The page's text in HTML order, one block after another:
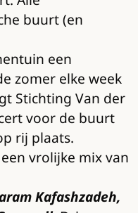
buurt (en
een
zomer elke week
Stichting Van der
voor de buurt
rij plaats.
vrolijke mix van
Kafashzadeh,